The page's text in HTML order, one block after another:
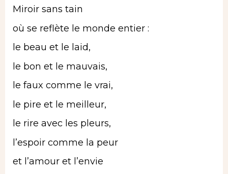
Miroir sans tain
où se reflète le monde entier :
le beau et le laid,
le bon et le mauvais,
le faux comme le vrai,
le pire et le meilleur,
le rire avec les pleurs,
l’espoir comme la peur
et l’amour et l’envie